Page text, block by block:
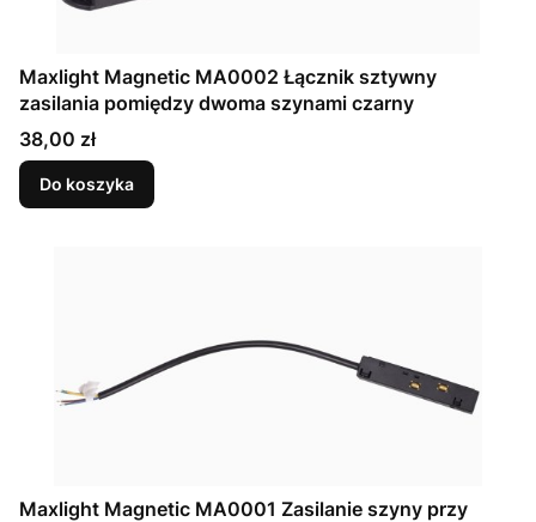
Maxlight Magnetic MA0002 Łącznik sztywny
zasilania pomiędzy dwoma szynami czarny
Cena
38,00 zł
Do koszyka
Maxlight Magnetic MA0001 Zasilanie szyny przy